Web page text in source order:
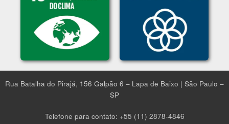
Rua Batalha do Pirajá, 156 Galpão 6​ – Lapa de Baixo | São Paulo –
SP
Telefone para contato: +55 (11) 2878-4846